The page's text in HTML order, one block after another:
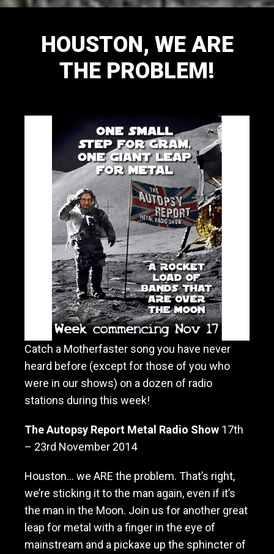
HOUSTON, WE ARE
THE PROBLEM!
Catch a Motherfaster song you have never
heard before (except for those of you who
were in our shows) on a dozen of radio
stations during this week!
The Autopsy Report Metal Radio Show 17th
– 23rd November 2014
Houston… we ARE the problem. That’s right,
we’re sticking it to the man again, even if it’s
the man in the Moon. Join us for another great
leap for metal with a finger in the eye of
mainstream and a pickaxe up the sphincter of